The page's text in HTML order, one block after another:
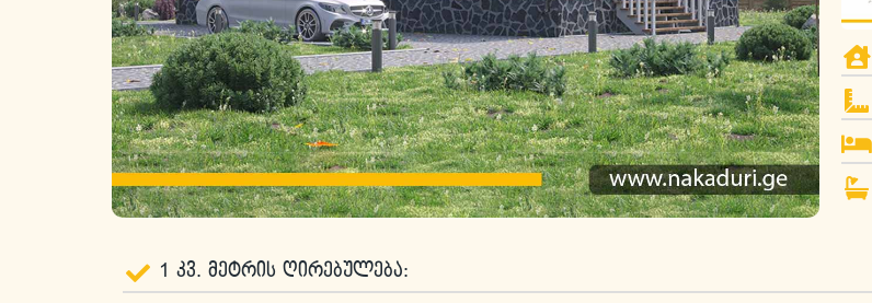
1 კვ. მეტრის ღირებულება: